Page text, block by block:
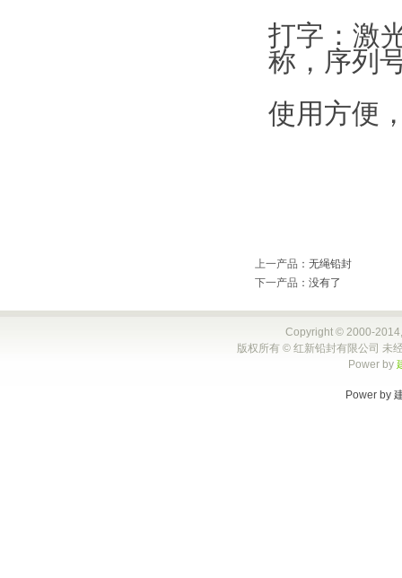
打字：激
称，序列
使用方便
上一产品 ： 无绳铅封
下一产品 ：没有了
Copyright © 2000-
版权所有 © 红新铅封有限公司 未
Power by
Power by